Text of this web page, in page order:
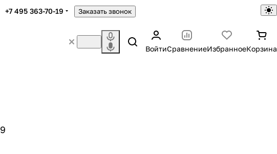
+7 495 363-70-19 Заказать звонок
ВойтиСравнениеИзбранноеКорзина
9